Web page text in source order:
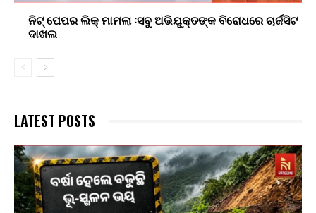
ନିଟ୍ ପେପର ଲିକ୍ ମାମଲା :ସବୁ ଅଭିଯୁକ୍ତଙ୍କ ବିରୋଧରେ ଚାର୍ଜସିଟ
ଦାଖଲ
LATEST POSTS